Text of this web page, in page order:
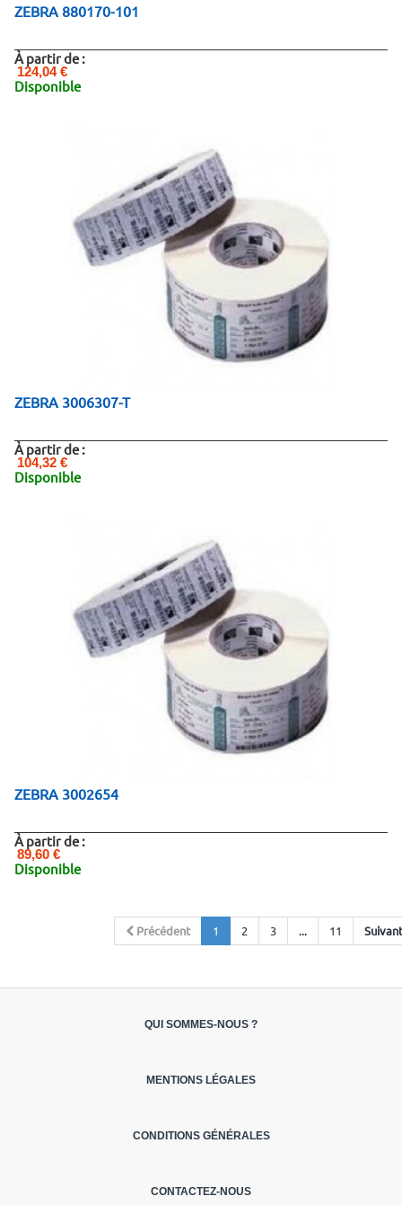
ZEBRA 880170-101
À partir de :
124,04 €
Disponible
ZEBRA 3006307-T
À partir de :
104,32 €
Disponible
ZEBRA 3002654
À partir de :
89,60 €
Disponible
Précédent 1 2 3 ... 11 Suivant
QUI SOMMES-NOUS ?
MENTIONS LÉGALES
CONDITIONS GÉNÉRALES
CONTACTEZ-NOUS